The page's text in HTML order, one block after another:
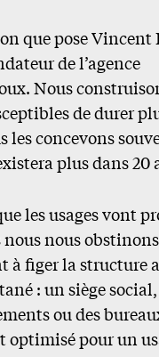
que pose Vincent
de l’agence
Nous
de durer
les concevons
plus dans 20
les usages vont
nous
à figer la structure
: un siège
ou des
optimisé pour un